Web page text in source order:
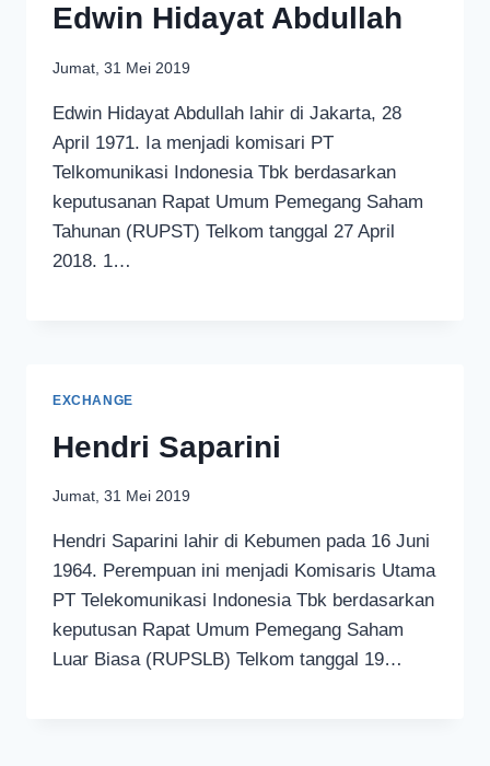
Edwin Hidayat Abdullah
Jumat, 31 Mei 2019
Edwin Hidayat Abdullah lahir di Jakarta, 28
April 1971. Ia menjadi komisari PT
Telkomunikasi Indonesia Tbk berdasarkan
keputusanan Rapat Umum Pemegang Saham
Tahunan (RUPST) Telkom tanggal 27 April
2018. 1…
EXCHANGE
Hendri Saparini
Jumat, 31 Mei 2019
Hendri Saparini lahir di Kebumen pada 16 Juni
1964. Perempuan ini menjadi Komisaris Utama
PT Telekomunikasi Indonesia Tbk berdasarkan
keputusan Rapat Umum Pemegang Saham
Luar Biasa (RUPSLB) Telkom tanggal 19…